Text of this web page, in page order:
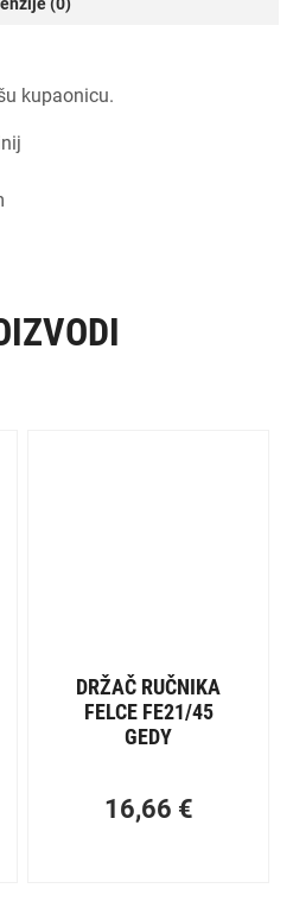
kupaonicu.
DRŽAČ RUČNIKA
FELCE FE21/45
GEDY
16,66 €